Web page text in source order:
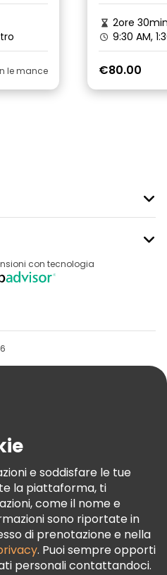
le mance
2ore
9:30 AM,
€80.00
con tecnologia
e soddisfare le tue
la piattaforma, ti
come il nome e
sono riportate in
di prenotazione e nella
. Puoi sempre opporti
personali contattandoci.